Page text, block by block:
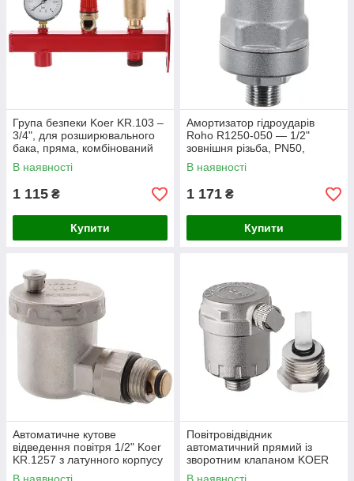
Група безпеки Koer KR.103 –
3/4", для розширювального
бака, пряма, комбінований
корпус (KR2963)
В наявності
1 115 ₴
Купити
Амортизатор гідроударів
Roho R1250-050 — 1/2"
зовнішня різьба, PN50,
латунний корпус (RO0142)
В наявності
1 171 ₴
Купити
Автоматичне кутове
відведення повітря 1/2" Koer
KR.1257 з латунного корпусу
для систем опалення
Повітровідвідник
автоматичний прямий із
зворотним клапаном KOER
KR.1246 - 1/2" (KR3127)